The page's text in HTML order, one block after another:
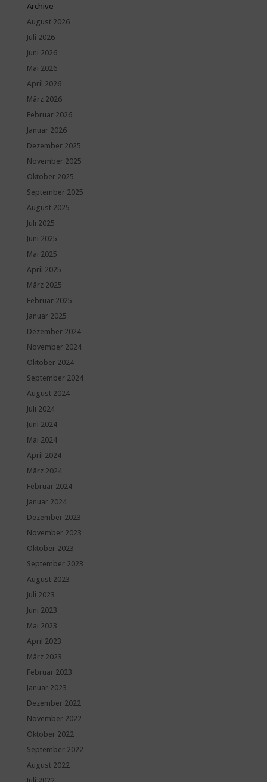
Archive
August 2026
Juli 2026
Juni 2026
Mai 2026
April 2026
März 2026
Februar 2026
Januar 2026
Dezember 2025
November 2025
Oktober 2025
September 2025
August 2025
Juli 2025
Juni 2025
Mai 2025
April 2025
März 2025
Februar 2025
Januar 2025
Dezember 2024
November 2024
Oktober 2024
September 2024
August 2024
Juli 2024
Juni 2024
Mai 2024
April 2024
März 2024
Februar 2024
Januar 2024
Dezember 2023
November 2023
Oktober 2023
September 2023
August 2023
Juli 2023
Juni 2023
Mai 2023
April 2023
März 2023
Februar 2023
Januar 2023
Dezember 2022
November 2022
Oktober 2022
September 2022
August 2022